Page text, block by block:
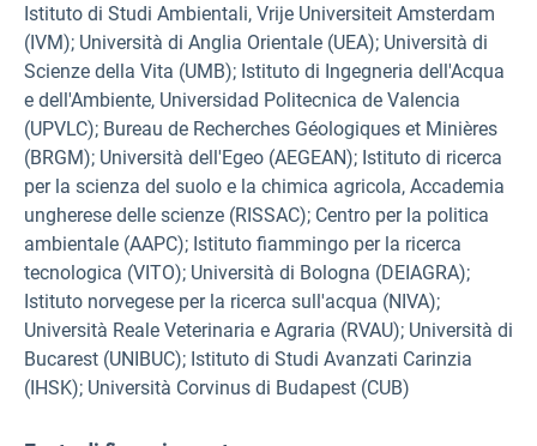
Istituto di Studi Ambientali, Vrije Universiteit Amsterdam
(IVM); Università di Anglia Orientale (UEA); Università di
Scienze della Vita (UMB); Istituto di Ingegneria dell'Acqua
e dell'Ambiente, Universidad Politecnica de Valencia
(UPVLC); Bureau de Recherches Géologiques et Minières
(BRGM); Università dell'Egeo (AEGEAN); Istituto di ricerca
per la scienza del suolo e la chimica agricola, Accademia
ungherese delle scienze (RISSAC); Centro per la politica
ambientale (AAPC); Istituto fiammingo per la ricerca
tecnologica (VITO); Università di Bologna (DEIAGRA);
Istituto norvegese per la ricerca sull'acqua (NIVA);
Università Reale Veterinaria e Agraria (RVAU); Università di
Bucarest (UNIBUC); Istituto di Studi Avanzati Carinzia
(IHSK); Università Corvinus di Budapest (CUB)